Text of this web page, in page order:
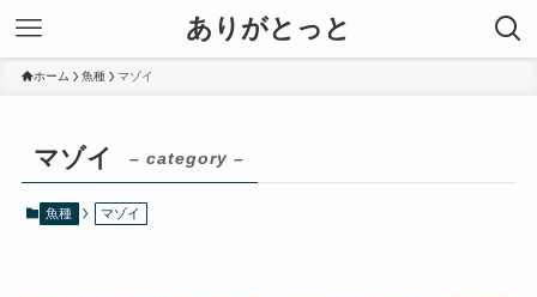
ありがとっと
ホーム 魚種 マゾイ
マゾイ – category –
魚種 マゾイ